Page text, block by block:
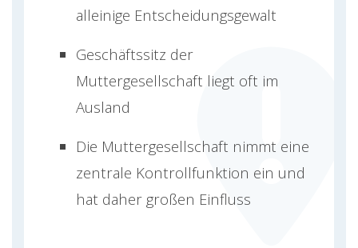
alleinige Entscheidungsgewalt
Geschäftssitz der
Muttergesellschaft liegt oft im
Ausland
Die Muttergesellschaft nimmt eine
zentrale Kontrollfunktion ein und
hat daher großen Einfluss